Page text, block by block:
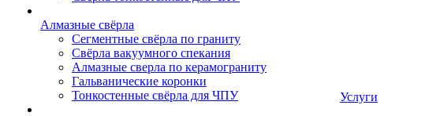
Алмазные свёрла
Сегментные свёрла по граниту
Свёрла вакуумного спекания
Алмазные сверла по керамограниту
Гальванические коронки
Тонкостенные свёрла для ЧПУ
Услуги